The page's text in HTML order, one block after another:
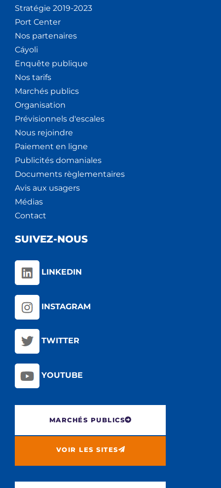
Stratégie 2019-2023
Port Center
Nos partenaires
Cáyoli
Enquête publique
Nos tarifs
Marchés publics
Organisation
Prévisionnels d'escales
Nous rejoindre
Paiement en ligne
Publicités domaniales
Documents règlementaires
Avis aux usagers
Médias
Contact
SUIVEZ-NOUS
LINKEDIN
INSTAGRAM
TWITTER
YOUTUBE
MARCHÉS PUBLICS
VOIR LES SITES